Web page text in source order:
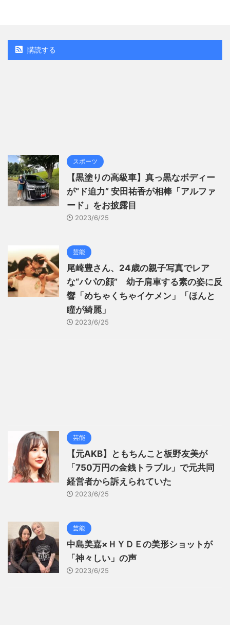
購読する
スポーツ
【黒塗りの高級車】真っ黒なボディー
が“ド迫力” 安田祐香が相棒「アルファ
ード」をお披露目
2023/6/25
芸能
尾崎豊さん、24歳の親子写真でレア
な“パパの顔” 幼子肩車する素の姿に反
響「めちゃくちゃイケメン」「ほんと
瞳が綺麗」
2023/6/25
芸能
【元AKB】ともちんこと板野友美が
「750万円の金銭トラブル」で元共同
経営者から訴えられていた
2023/6/25
芸能
中島美嘉×ＨＹＤＥの美形ショットが
「神々しい」の声
2023/6/25